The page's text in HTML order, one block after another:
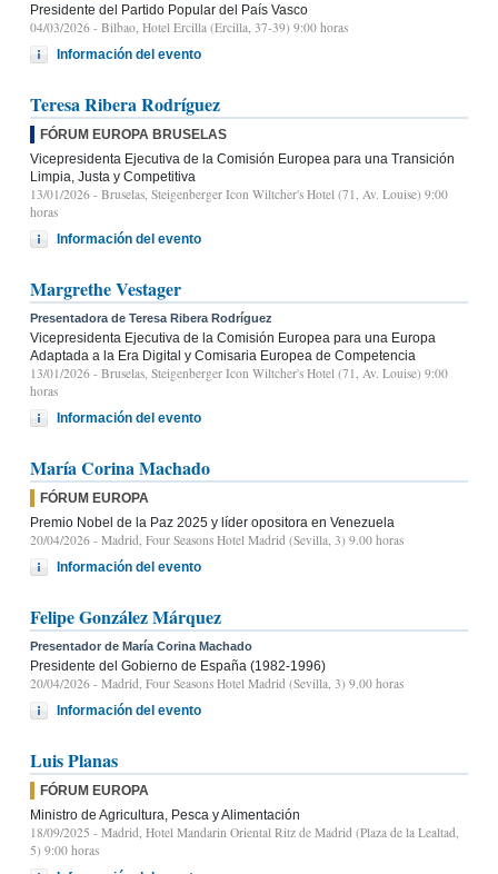
Presidente del Partido Popular del País Vasco
04/03/2026 - Bilbao, Hotel Ercilla (Ercilla, 37-39) 9:00 horas
Información del evento
Teresa Ribera Rodríguez
FÓRUM EUROPA BRUSELAS
Vicepresidenta Ejecutiva de la Comisión Europea para una Transición
Limpia, Justa y Competitiva
13/01/2026 - Bruselas, Steigenberger Icon Wiltcher's Hotel (71, Av. Louise) 9:00
horas
Información del evento
Margrethe Vestager
Presentadora de Teresa Ribera Rodríguez
Vicepresidenta Ejecutiva de la Comisión Europea para una Europa
Adaptada a la Era Digital y Comisaria Europea de Competencia
13/01/2026 - Bruselas, Steigenberger Icon Wiltcher's Hotel (71, Av. Louise) 9:00
horas
Información del evento
María Corina Machado
FÓRUM EUROPA
Premio Nobel de la Paz 2025 y líder opositora en Venezuela
20/04/2026 - Madrid, Four Seasons Hotel Madrid (Sevilla, 3) 9.00 horas
Información del evento
Felipe González Márquez
Presentador de María Corina Machado
Presidente del Gobierno de España (1982-1996)
20/04/2026 - Madrid, Four Seasons Hotel Madrid (Sevilla, 3) 9.00 horas
Información del evento
Luis Planas
FÓRUM EUROPA
Ministro de Agricultura, Pesca y Alimentación
18/09/2025 - Madrid, Hotel Mandarin Oriental Ritz de Madrid (Plaza de la Lealtad,
5) 9:00 horas